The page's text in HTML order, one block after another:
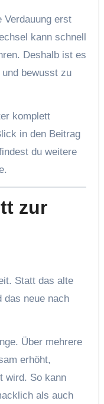
Verdauung erst
kann schnell
Deshalb ist es
bewusst zu
komplett
in den Beitrag
du weitere
zur
Statt das alte
das neue nach
Über mehrere
erhöht,
wird. So kann
als auch